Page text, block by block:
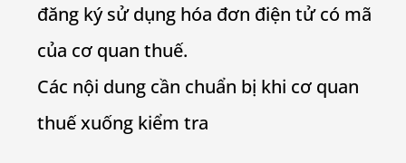
đăng ký sử dụng hóa đơn điện tử có mã
của cơ quan thuế.
Các nội dung cần chuẩn bị khi cơ quan
thuế xuống kiểm tra